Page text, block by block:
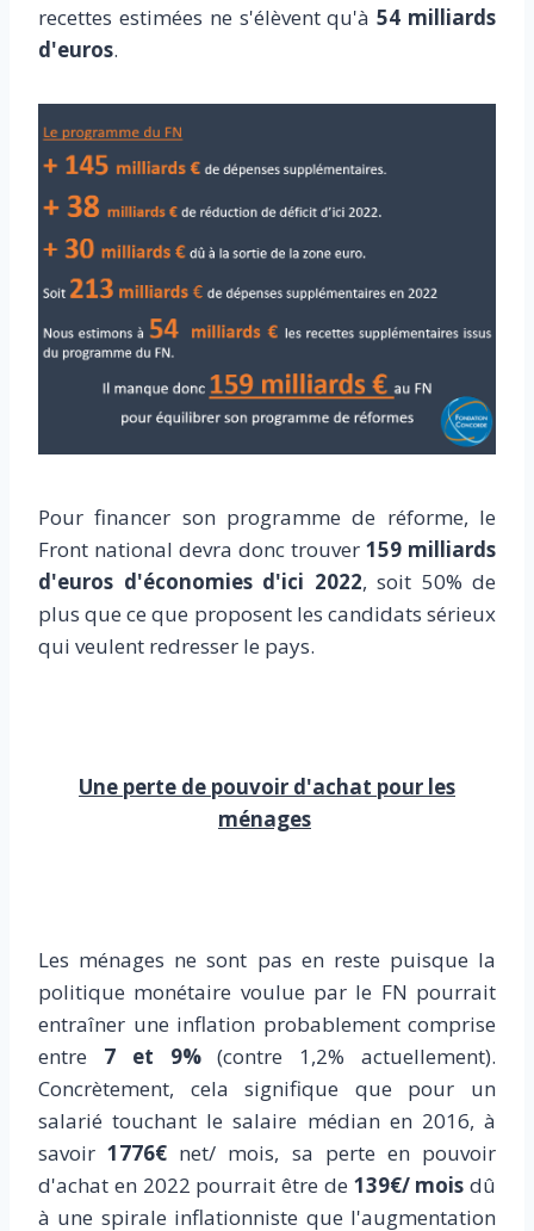
recettes estimées ne s'élèvent qu'à54 milliards
d'euros.
Pour financer son programme de réforme, le
Front national devra donc trouver 159 milliards
d'euros d'économies d'ici 2022, soit 50% de
plus que ce que proposent les candidats sérieux
qui veulent redresser le pays.
Une perte de pouvoir d'achat pour les
ménages
Les ménages ne sont pas en reste puisque la
politique monétaire voulue par le FN pourrait
entraîner une inflation probablement comprise
entre 7 et 9%(contre 1,2% actuellement).
Concrètement, cela signifique que pour un
salarié touchant le salaire médian en 2016, à
savoir1776€ net/ mois, sa perte en pouvoir
d'achat en 2022 pourrait être de 139€/ mois dû
à une spirale inflationniste que l'augmentation